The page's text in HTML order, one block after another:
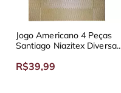
Jogo Americano 4 Peças
Santiago Niazitex Diversas
R$39,99